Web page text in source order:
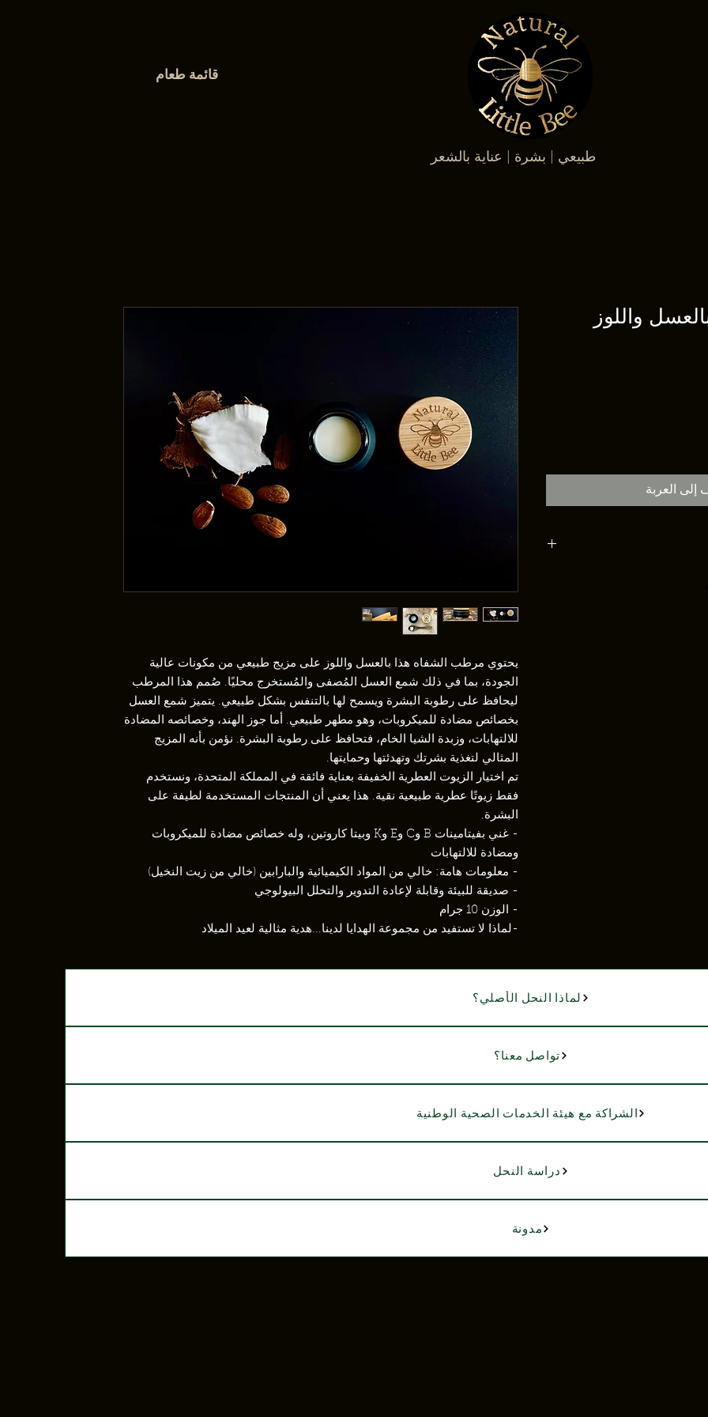
قائمة طعام
طبيعي | بشرة | عناية بالشعر
يحتوي مرطب الشفاه هذا بالعسل واللوز على مزيج طبيعي من مكونات عالية
الجودة، بما في ذلك شمع العسل المُصفى والمُستخرج محليًا. صُمم هذا المرطب
ليحافظ على رطوبة البشرة ويسمح لها بالتنفس بشكل طبيعي. يتميز شمع العسل
بخصائص مضادة للميكروبات، وهو مطهر طبيعي. أما جوز الهند، وخصائصه المضادة
للالتهابات، وزبدة الشيا الخام، فتحافظ على رطوبة البشرة. نؤمن بأنه المزيج
المثالي لتغذية بشرتك وتهدئتها وحمايتها.
تم اختيار الزيوت العطرية الخفيفة بعناية فائقة في المملكة المتحدة، ونستخدم
فقط زيوتًا عطرية طبيعية نقية. هذا يعني أن المنتجات المستخدمة لطيفة على
البشرة.
- غني بفيتامينات B وC وE وK وبيتا كاروتين، وله خصائص مضادة للميكروبات
ومضادة للالتهابات
- معلومات هامة: خالي من المواد الكيميائية والبارابين (خالي من زيت النخيل)
- صديقة للبيئة وقابلة لإعادة التدوير والتحلل البيولوجي
- الوزن 10 جرام
-لماذا لا تستفيد من مجموعة الهدايا لدينا...هدية مثالية لعيد الميلاد
واللوز
إلى العربة
(كوكوس نوسيفيرا)، وزيت اللوز
لماذا النحل الأصلي؟
تواصل معنا؟
الشراكة مع هيئة الخدمات الصحية الوطنية
دراسة النحل
مدونة